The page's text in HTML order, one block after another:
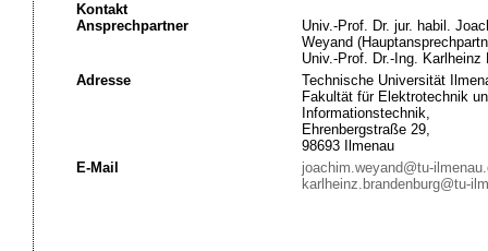
Kontakt
Ansprechpartner
Univ.-Prof. Dr. jur. habil.
Weyand
Univ.-Prof. Dr.-Ing. Karlheinz
Adresse
Technische Universität
Fakultät für Elektrotechnik
Informationstechnik,
Ehrenbergstraße 29,
98693 Ilmenau
E-Mail
joachim.weyand@tu-
karlheinz.brandenburg@tu-